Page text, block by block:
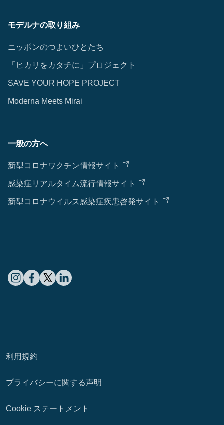
モデルナの取り組み
ニッポンのつよいひとたち
「ヒカリをカタチに」プロジェクト
SAVE YOUR HOPE PROJECT
Moderna Meets Mirai
一般の方へ
新型コロナワクチン情報サイト
感染症リアルタイム流行情報サイト
新型コロナウイルス感染症疾患啓発サイト
利用規約
プライバシーに関する声明
Cookie ステートメント